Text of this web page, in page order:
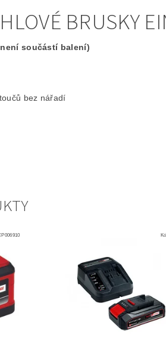
BRUSKY
součástí balení)
bez nářadí